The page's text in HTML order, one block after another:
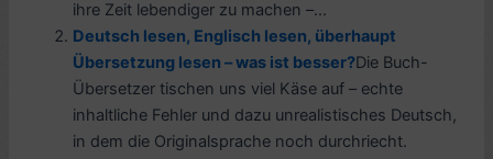
ihre Zeit lebendiger zu machen –...
Deutsch lesen, Englisch lesen, überhaupt
Übersetzung lesen – was ist besser?Die Buch-
Übersetzer tischen uns viel Käse auf – echte
inhaltliche Fehler und dazu unrealistisches Deutsch,
in dem die Originalsprache noch durchriecht.